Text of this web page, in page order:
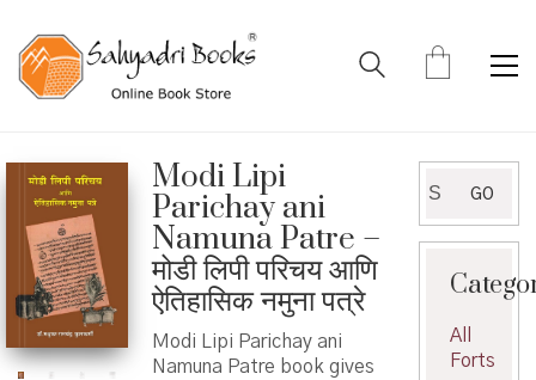
Modi Lipi
Parichay ani
Namuna Patre –
मोडी लिपी परिचय आणि
ऐतिहासिक नमुना पत्रे
Modi Lipi Parichay ani
Namuna Patre book gives
for:
GO
All
Forts